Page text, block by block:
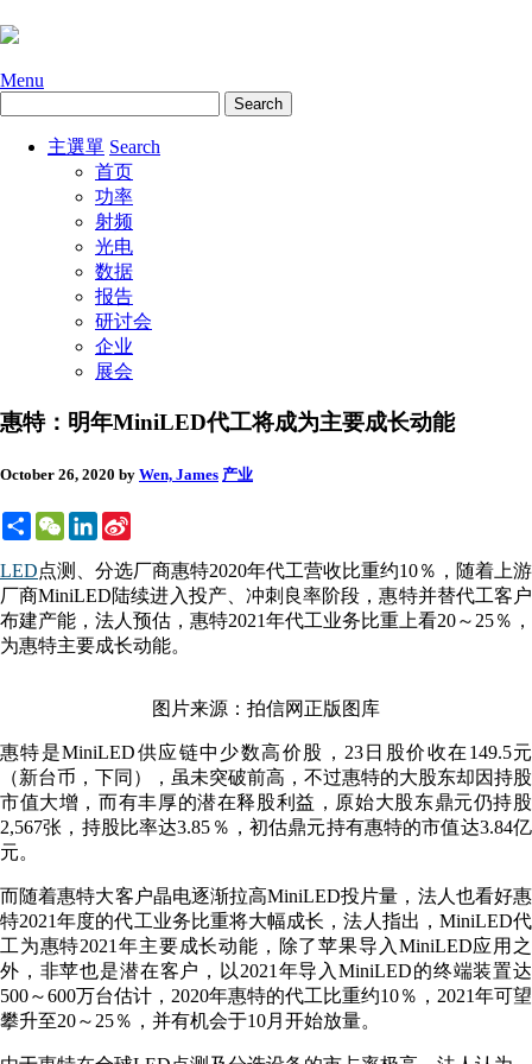
Menu
主選單 Search
首页
功率
射频
光电
数据
报告
研讨会
企业
展会
惠特：明年MiniLED代工将成为主要成长动能
October 26, 2020 by Wen, James 产业
ShareWeChatLinkedIn
LED点测、分选厂商惠特2020年代工营收比重约10％，随着上游
厂商MiniLED陆续进入投产、冲刺良率阶段，惠特并替代工客户
布建产能，法人预估，惠特2021年代工业务比重上看20～25％，
为惠特主要成长动能。
图片来源：拍信网正版图库
惠特是MiniLED供应链中少数高价股，23日股价收在149.5元
（新台币，下同），虽未突破前高，不过惠特的大股东却因持股
市值大增，而有丰厚的潜在释股利益，原始大股东鼎元仍持股
2,567张，持股比率达3.85％，初估鼎元持有惠特的市值达3.84亿
元。
而随着惠特大客户晶电逐渐拉高MiniLED投片量，法人也看好惠
特2021年度的代工业务比重将大幅成长，法人指出，MiniLED代
工为惠特2021年主要成长动能，除了苹果导入MiniLED应用之
外，非苹也是潜在客户，以2021年导入MiniLED的终端装置达
500～600万台估计，2020年惠特的代工比重约10％，2021年可望
攀升至20～25％，并有机会于10月开始放量。